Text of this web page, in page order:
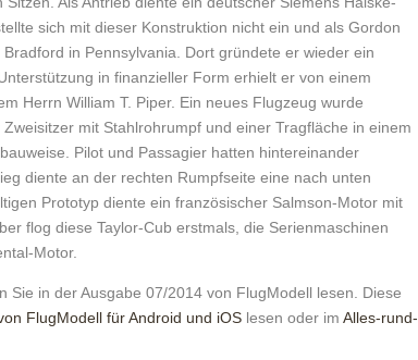
sich mit dieser Konstruktion nicht ein und als Gordon
in Pennsylvania. Dort gründete er wieder ein
in finanzieller Form erhielt er von einem
Herrn William T. Piper. Ein neues Flugzeug wurde
mit Stahlrohrumpf und einer Tragfläche in einem
Pilot und Passagier hatten hintereinander
diente an der rechten Rumpfseite eine nach unten
Prototyp diente ein französischer Salmson-Motor mit
flog diese Taylor-Cub erstmals, die Serien­maschinen
Motor.
Sie in der Ausgabe 07/2014 von FlugModell lesen. Diese
FlugModell für Android und iOS lesen oder im Alles-rund-